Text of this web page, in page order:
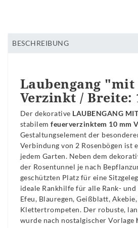
BESCHREIBUNG
Laubengang "mit
Verzinkt / Breite:
Der dekorative LAUBENGANG
stabilemfeuerverzinktem 10 mm
Gestaltungselement der
Verbindung von 2 Rosenbögen ist
jedem Garten. Neben dem
der Rosentunnel je nach
geschützten Platz für eine
ideale Rankhilfe für alle Rank-
Efeu, Blauregen, Geißblatt,
Klettertrompeten. Der robuste,
wurde nach nostalgischer Vorlage